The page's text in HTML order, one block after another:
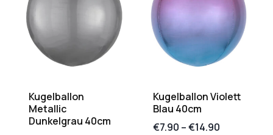
Kugelballon
Metallic
Dunkelgrau 40cm
Kugelballon Violett
Blau 40cm
€7.90 –€14.90